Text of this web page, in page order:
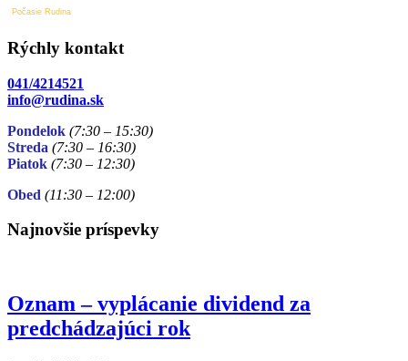
Počasie Rudina
Rýchly kontakt
041/4214521
info@rudina.sk
Pondelok (7:30 – 15:30)
Streda (7:30 – 16:30)
Piatok (7:30 – 12:30)
Obed (11:30 – 12:00)
Najnovšie príspevky
Oznam – vyplácanie dividend za
predchádzajúci rok